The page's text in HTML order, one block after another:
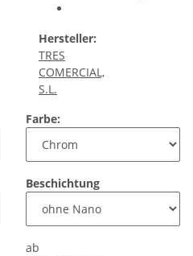
Hersteller:
TRES
COMERCIAL,
S.L.
Farbe:
Beschichtung
ab